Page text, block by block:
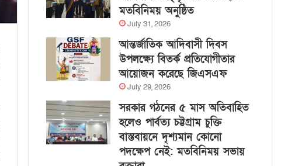
মতবিনিময় অনুষ্ঠিত
July 31, 2026
আন্তর্জাতিক আদিবাসী দিবস
উপলক্ষ্যে বিতর্ক প্রতিযোগীতার
আয়োজন করেছে জিএসএফ
July 29, 2026
সরকার গঠনের ৫ মাস অতিবাহিত
হলেও পার্বত্য চট্টগ্রাম চুক্তি
বাস্তবায়নে দৃশ্যমান কোনো
পদক্ষেপ নেই: মতবিনিময় সভায়